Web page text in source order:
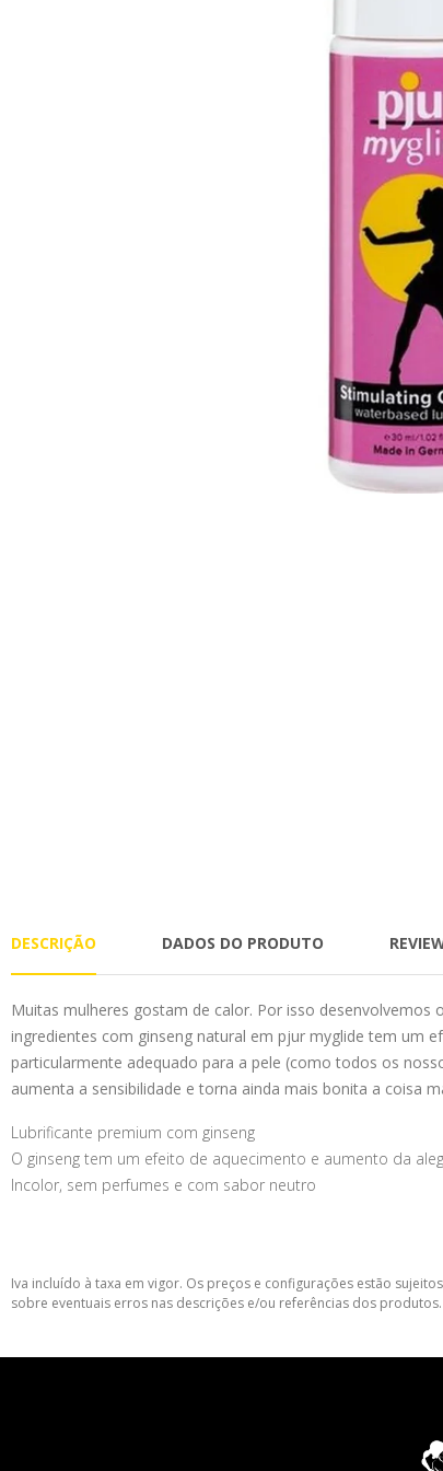
DESCRIÇÃO DADOS DO PRODUTO
Muitas mulheres gostam de calor. Por isso
ingredientes com ginseng natural em pjur myglide tem um
particularmente adequado para a pele (como todos os
aumenta a sensibilidade e torna ainda mais bonita a coisa
Lubrificante premium com ginseng
O ginseng tem um efeito de aquecimento e aumento da
Incolor, sem perfumes e com sabor neutro
Iva incluído à taxa em vigor. Os preços e configurações estão
sobre eventuais erros nas descrições e/ou referências dos